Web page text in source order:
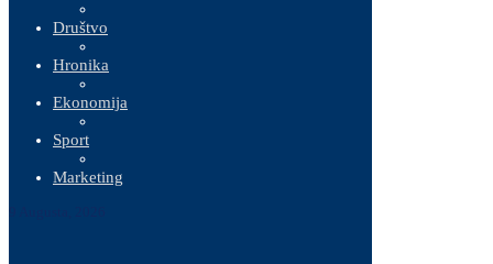
Društvo
Hronika
Ekonomija
Sport
Marketing